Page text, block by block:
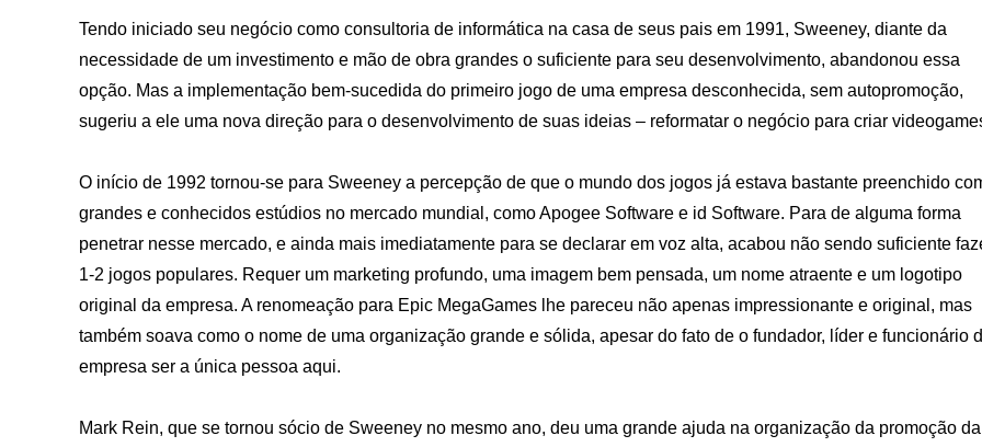
Tendo iniciado seu negócio como consultoria de informática na casa de seus pais em 1991, Sweeney, diante da
necessidade de um investimento e mão de obra grandes o suficiente para seu desenvolvimento, abandonou essa
opção. Mas a implementação bem-sucedida do primeiro jogo de uma empresa desconhecida, sem autopromoção,
sugeriu a ele uma nova direção para o desenvolvimento de suas ideias – reformatar o negócio para criar
O início de 1992 tornou-se para Sweeney a percepção de que o mundo dos jogos já estava bastante preenchido
grandes e conhecidos estúdios no mercado mundial, como Apogee Software e id Software. Para de alguma forma
penetrar nesse mercado, e ainda mais imediatamente para se declarar em voz alta, acabou não sendo suficiente
1-2 jogos populares. Requer um marketing profundo, uma imagem bem pensada, um nome atraente e um logotipo
original da empresa. A renomeação para Epic MegaGames lhe pareceu não apenas impressionante e original, mas
também soava como o nome de uma organização grande e sólida, apesar do fato de o fundador, líder e funcionário
empresa ser a única pessoa aqui.
Mark Rein, que se tornou sócio de Sweeney no mesmo ano, deu uma grande ajuda na organização da promoção da